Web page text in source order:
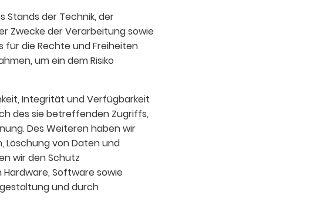
Stands der Technik, der
Zwecke der Verarbeitung sowie
für die Rechte und Freiheiten
um ein dem Risiko
Integrität und Verfügbarkeit
des sie betreffenden Zugriffs,
Des Weiteren haben wir
von Daten und
wir den Schutz
Software sowie
und durch